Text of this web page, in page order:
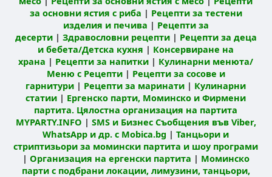
за основни ястия с риба | Рецепти за тестени
изделия и печива | Рецепти за
десерти| Здравословни рецепти| Рецепти за деца
и бебета/Детска кухня | Консервиране на
храна | Рецепти за напитки | Кулинарни менюта/
Меню с Рецепти| Рецепти за сосове и
гарнитури | Рецепти за маринати | Кулинарни
статии | Ергенско парти, Моминско и Фирмени
партита. Цялостна организация на партита
MYPARTY.INFO | SMS и Бизнес Съобщения във Viber,
WhatsApp и др. с Mobica.bg |Танцьори и
стриптизьори за момински партита и шоу програми
| Организация на ергенски партита | Моминско
парти с подбрани локации, лимузини, танцьори,